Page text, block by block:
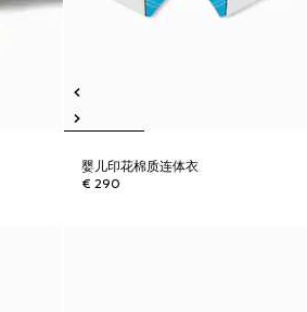
婴儿印花棉质连体衣
€ 290